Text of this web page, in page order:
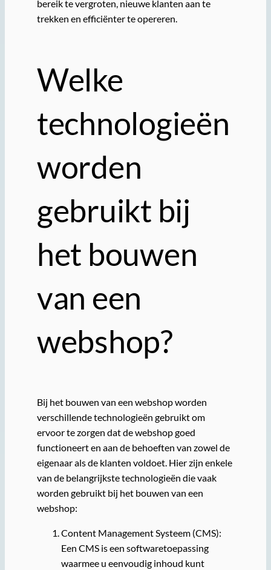
bereik te vergroten, nieuwe klanten aan te
trekken en efficiënter te opereren.
Welke
technologieën
worden
gebruikt bij
het bouwen
van een
webshop?
Bij het bouwen van een webshop worden
verschillende technologieën gebruikt om
ervoor te zorgen dat de webshop goed
functioneert en aan de behoeften van zowel de
eigenaar als de klanten voldoet. Hier zijn enkele
van de belangrijkste technologieën die vaak
worden gebruikt bij het bouwen van een
webshop:
Content Management Systeem (CMS):
Een CMS is een softwaretoepassing
waarmee u eenvoudig inhoud kunt